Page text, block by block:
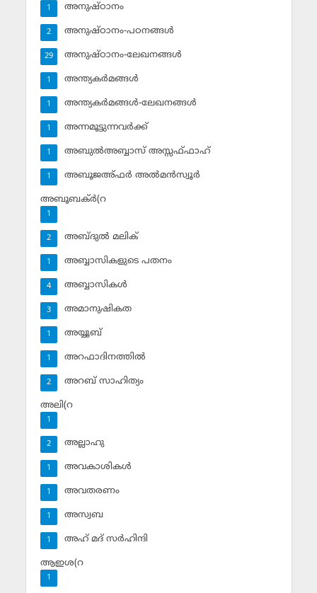
അനുഷ്ഠാനം
1
അനുഷ്ഠാനം-പഠനങ്ങള്‍
2
അനുഷ്ഠാനം-ലേഖനങ്ങള്‍
29
അന്ത്യകര്‍മങ്ങള്‍
1
അന്ത്യകര്‍മങ്ങള്‍-ലേഖനങ്ങള്‍
1
അന്നമൂട്ടുന്നവര്‍ക്ക്
1
അബുല്‍അബ്ബാസ് അസ്സഫ്ഫാഹ്‌
1
അബൂജഅ്ഫര്‍ അല്‍മന്‍സ്വൂര്‍
1
അബൂബക്ര്‍(റ
1
അബ്ദുല്‍ മലിക്‌
2
അബ്ബാസികളുടെ പതനം
1
അബ്ബാസികള്‍
4
അമാനുഷികത
3
അയ്യൂബ്‌
1
അറഫാദിനത്തില്‍
1
അറബ് സാഹിത്യം
2
അലി(റ
1
അല്ലാഹു
2
അവകാശികള്‍
1
അവതരണം
1
അസ്വബ
1
അഹ് മദ് സര്‍ഹിന്ദി
1
ആഇശ(റ
1